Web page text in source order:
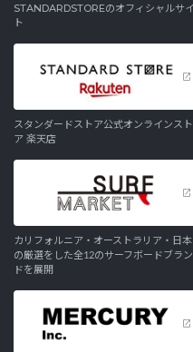
STANDARDSTOREのオフィシャルサイ
ト
スタンダードストア公式オンラインスト
ア 楽天店
カリフォルニア・オーストラリア・日本
の厳選をした全12のサーフボードブラン
ドを展開